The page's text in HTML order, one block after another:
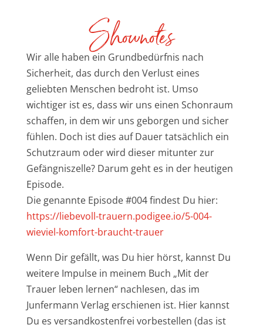
Shownotes
Wir alle haben ein Grundbedürfnis nach
Sicherheit, das durch den Verlust eines
geliebten Menschen bedroht ist. Umso
wichtiger ist es, dass wir uns einen Schonraum
schaffen, in dem wir uns geborgen und sicher
fühlen. Doch ist dies auf Dauer tatsächlich ein
Schutzraum oder wird dieser mitunter zur
Gefängniszelle? Darum geht es in der heutigen
Episode.
Die genannte Episode #004 findest Du hier:
https://liebevoll-trauern.podigee.io/5-004-
wieviel-komfort-braucht-trauer
Wenn Dir gefällt, was Du hier hörst, kannst Du
weitere Impulse in meinem Buch „Mit der
Trauer leben lernen“ nachlesen, das im
Junfermann Verlag erschienen ist. Hier kannst
Du es versandkostenfrei vorbestellen (das ist